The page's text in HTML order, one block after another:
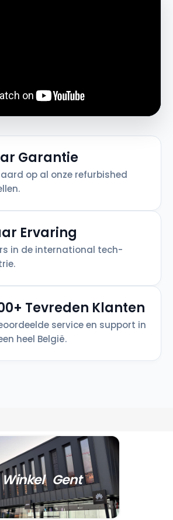
Garantie
op al onze refurbished
Ervaring
in de international tech-
Tevreden Klanten
service en support in
heel België.
Winkel Gent